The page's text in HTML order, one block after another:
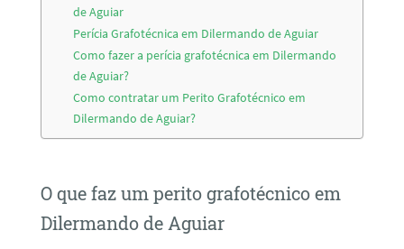
de Aguiar
Perícia Grafotécnica em Dilermando de Aguiar
Como fazer a perícia grafotécnica em Dilermando
de Aguiar?
Como contratar um Perito Grafotécnico em
Dilermando de Aguiar?
O que faz um perito grafotécnico em
Dilermando de Aguiar